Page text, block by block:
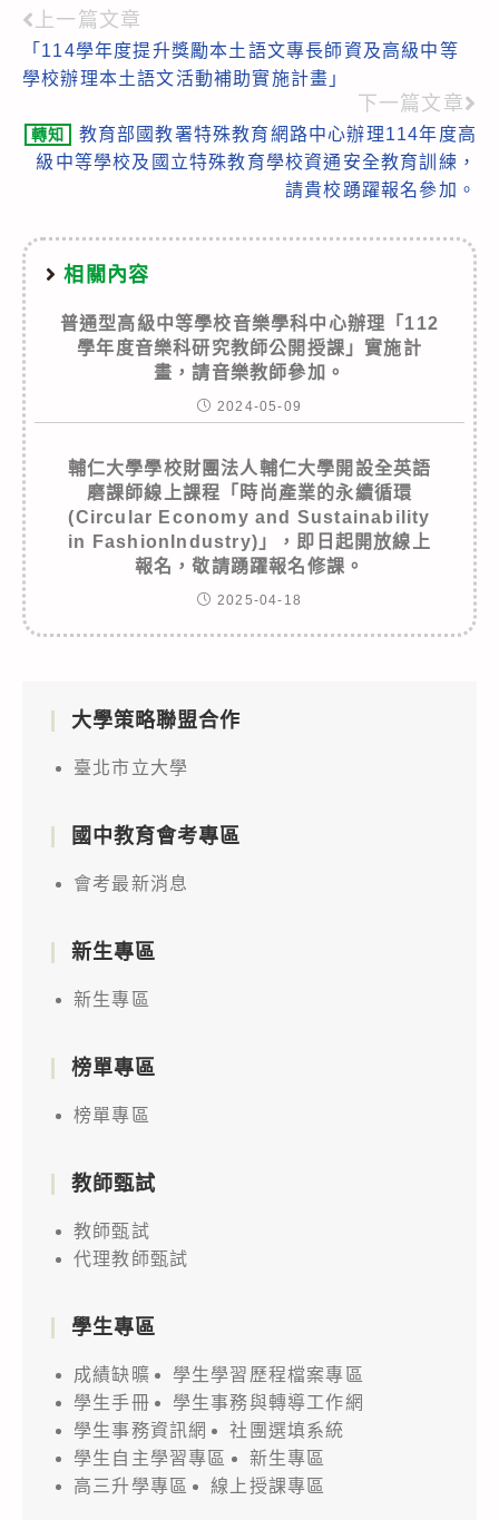
Read
more
上一篇文章
「114學年度提升獎勵本土語文專長師資及高級中等
學校辦理本土語文活動補助實施計畫」
下一篇文章
轉知
教育部國教署特殊教育網路中心辦理114年度高
級中等學校及國立特殊教育學校資通安全教育訓練，
請貴校踴躍報名參加。
相關內容
普通型高級中等學校音樂學科中心辦理「112
學年度音樂科研究教師公開授課」實施計
畫，請音樂教師參加。
2024-05-09
輔仁大學學校財團法人輔仁大學開設全英語
磨課師線上課程「時尚產業的永續循環
(Circular Economy and Sustainability
in FashionIndustry)」，即日起開放線上
報名，敬請踴躍報名修課。
2025-04-18
大學策略聯盟合作
臺北市立大學
國中教育會考專區
會考最新消息
新生專區
新生專區
榜單專區
榜單專區
教師甄試
教師甄試
代理教師甄試
學生專區
成績缺曠
學生學習歷程檔案專區
學生手冊
學生事務與轉導工作網
學生事務資訊網
社團選填系統
學生自主學習專區
新生專區
高三升學專區
線上授課專區